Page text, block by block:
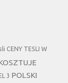
CENY TESLI W
3 POLSKI